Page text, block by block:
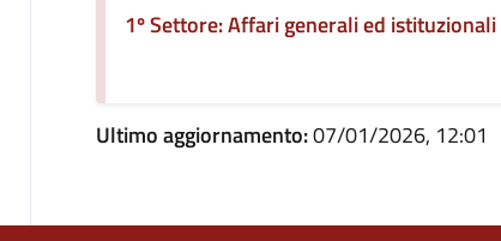
1º Settore: Affari generali ed istituzionali
Ultimo aggiornamento:07/01/2026, 12:01